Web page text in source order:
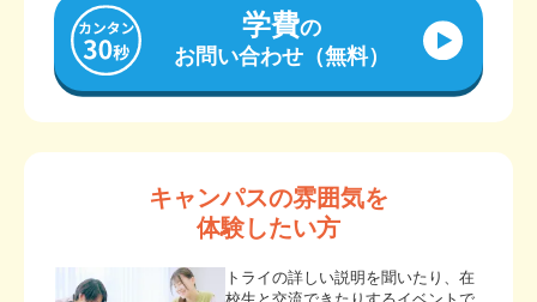
学費の
お問い合わせ（無料）
キャンパスの雰囲気を
体験したい方
トライの詳しい説明を聞いたり、在